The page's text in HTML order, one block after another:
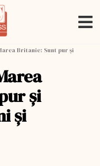
Britanie: Sunt pur şi
şi
şi